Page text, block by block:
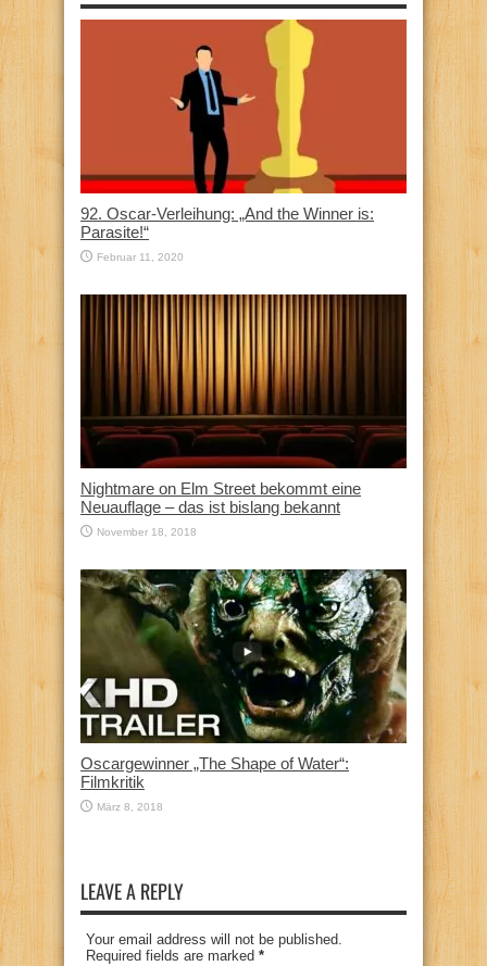
92. Oscar-Verleihung: „And the Winner is:
Parasite!“
Februar 11, 2020
Nightmare on Elm Street bekommt eine
Neuauflage – das ist bislang bekannt
November 18, 2018
Oscargewinner „The Shape of Water“:
Filmkritik
März 8, 2018
LEAVE A REPLY
Your email address will not be published.
Required fields are marked *